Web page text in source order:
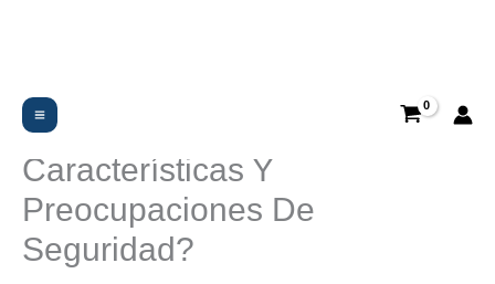
¿es Seguro Ometv: Un
Desglose De Las
Características Y
Preocupaciones De
Seguridad?